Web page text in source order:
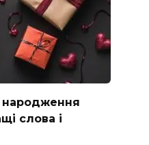
народження
слова і